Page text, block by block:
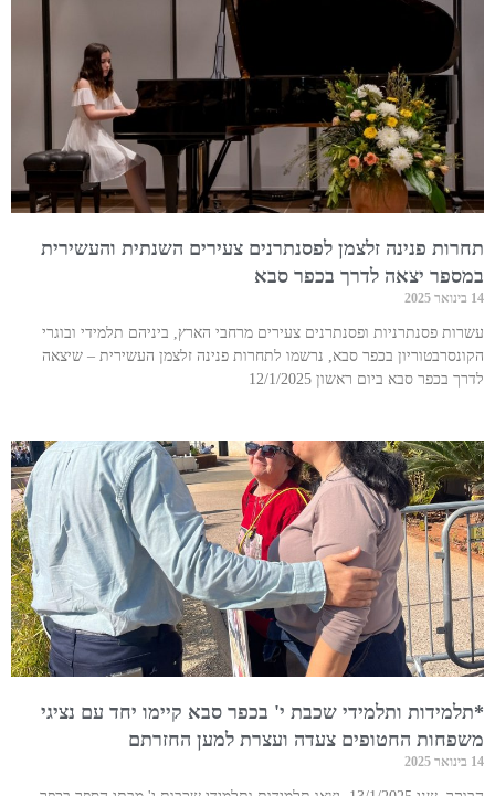
תחרות פנינה זלצמן לפסנתרנים צעירים השנתית והעשירית
במספר יצאה לדרך בכפר סבא
14 בינואר 2025
עשרות פסנתרניות ופסנתרנים צעירים מרחבי הארץ, ביניהם תלמידי ובוגרי
הקונסרבטוריון בכפר סבא, נרשמו לתחרות פנינה זלצמן העשירית – שיצאה
לדרך בכפר סבא ביום ראשון 12/1/2025
*תלמידות ותלמידי שכבת י' בכפר סבא קיימו יחד עם נציגי
משפחות החטופים צעדה ועצרת למען החזרתם
14 בינואר 2025